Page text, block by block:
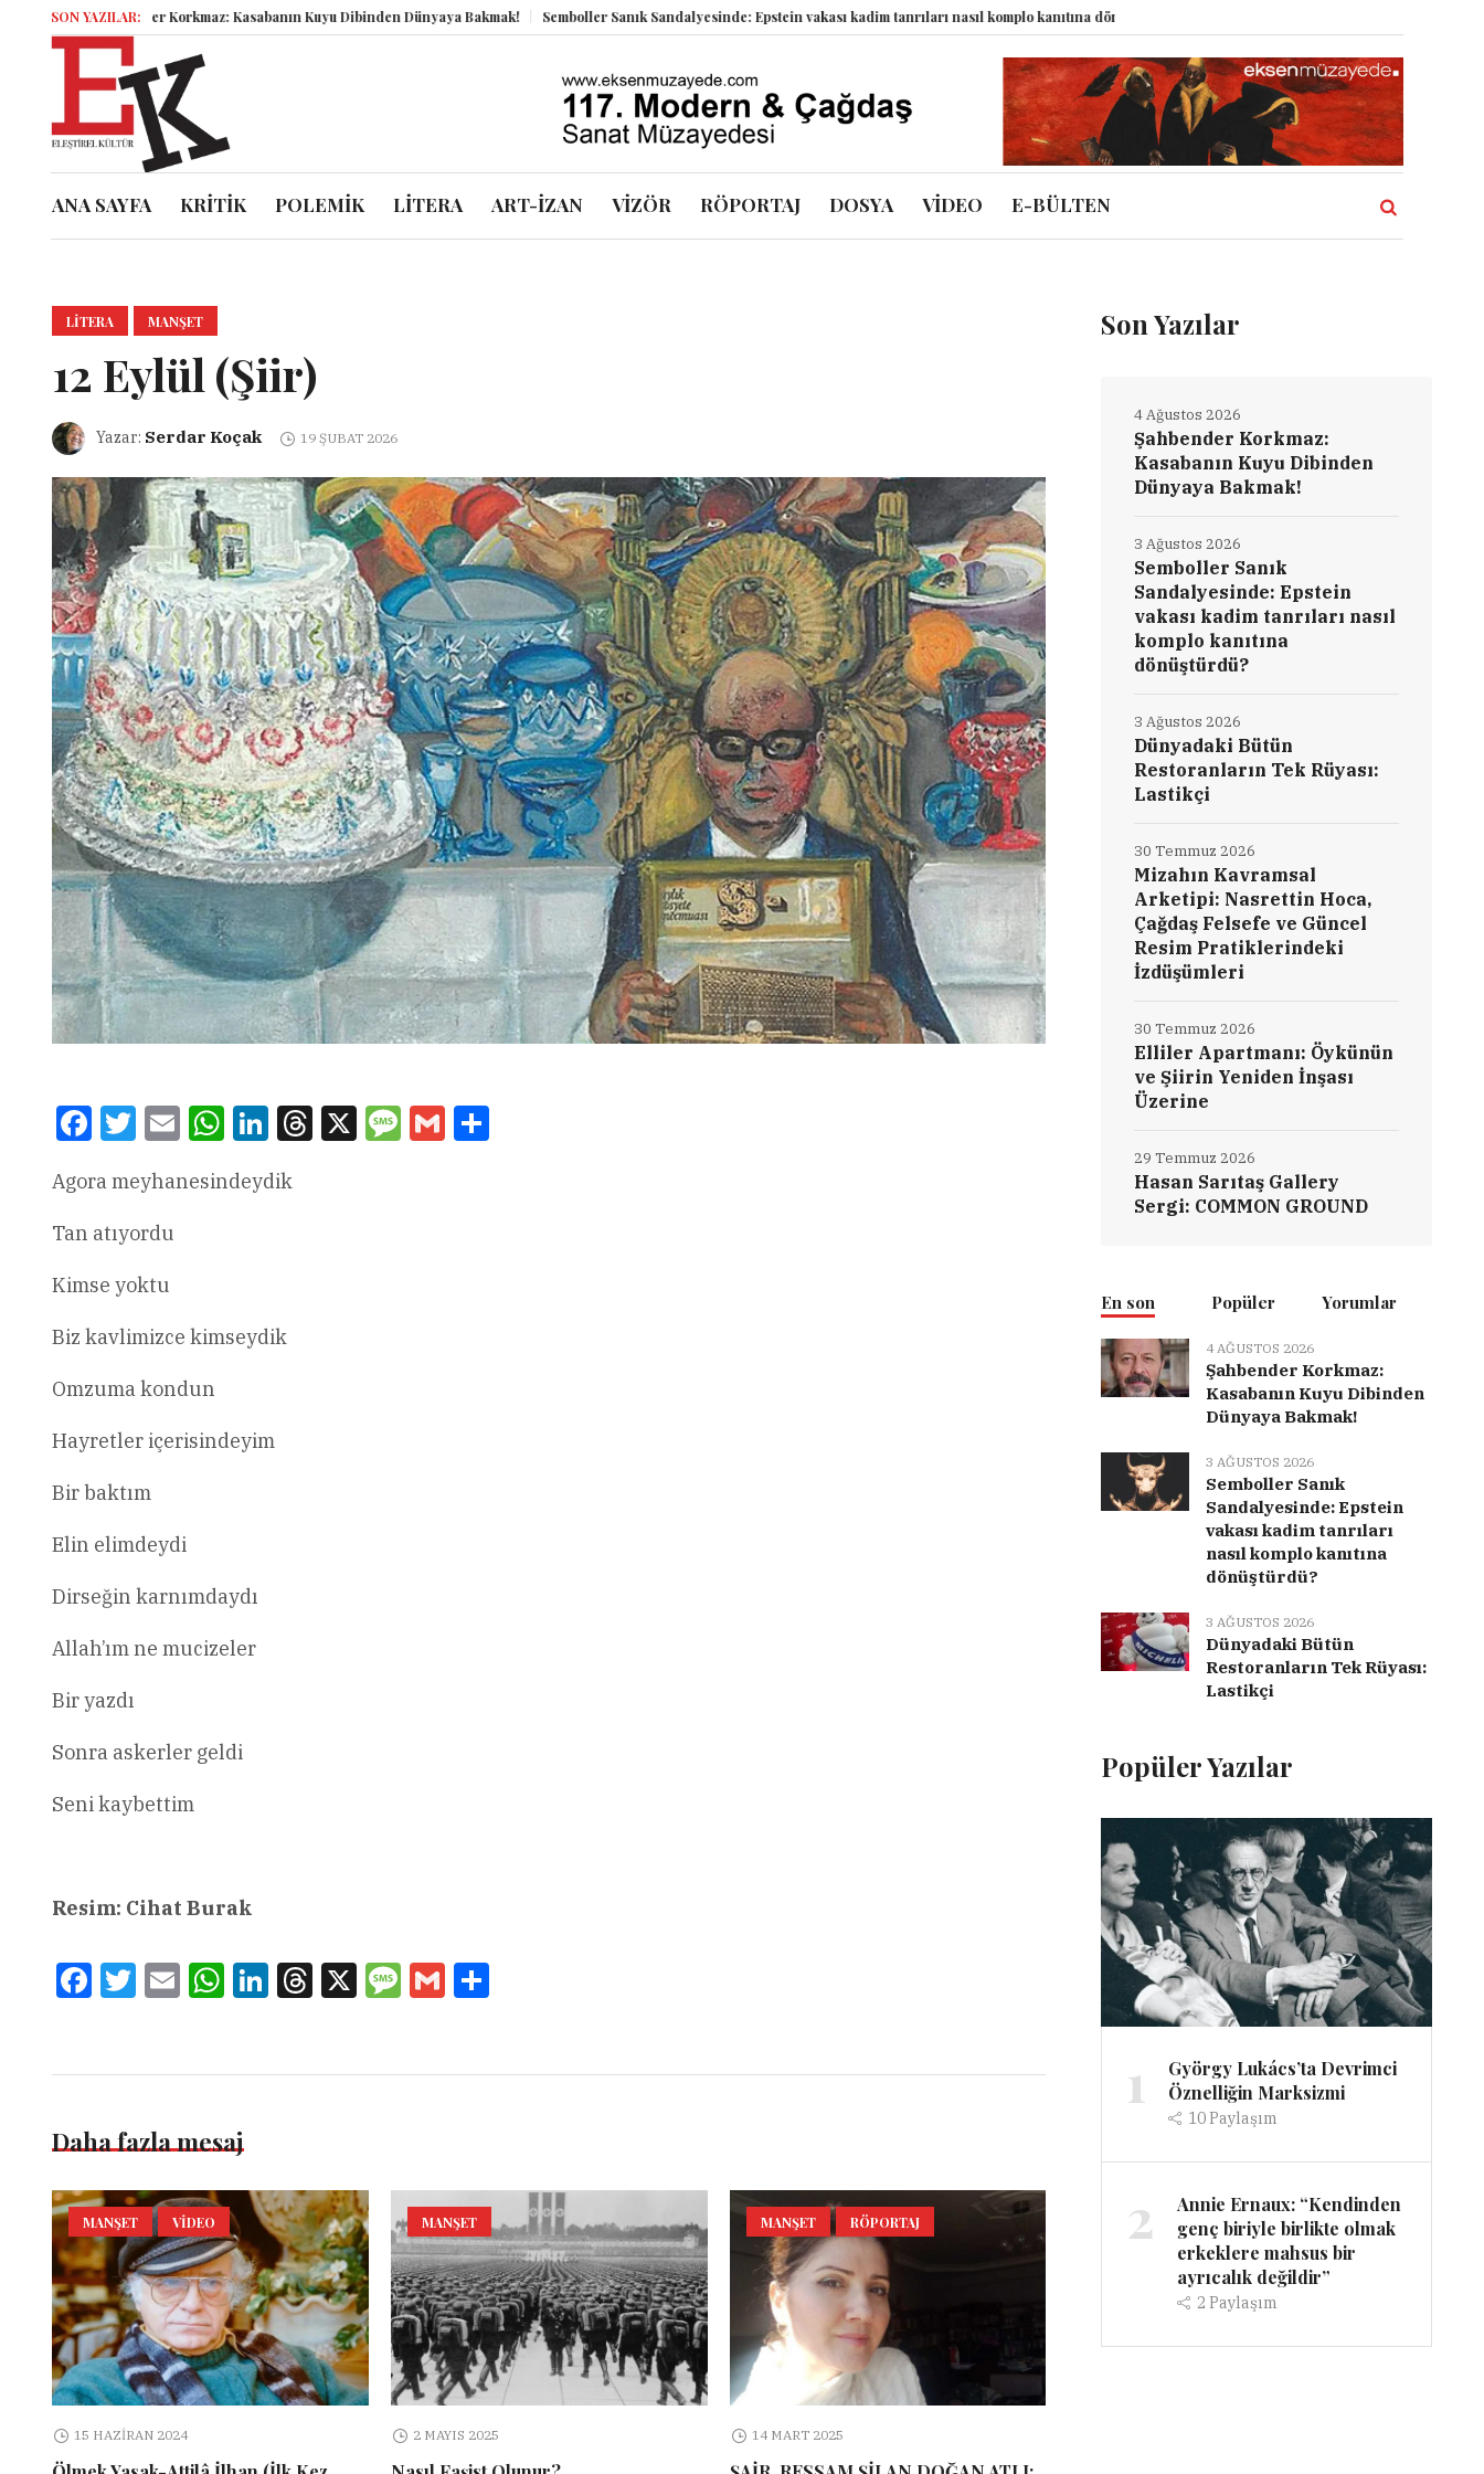
SON YAZILAR:
Şahbender Korkmaz: Kasabanın Kuyu Dibinden Dünyaya Bakmak! Semboller Sanık Sandalyesinde: Epstein vakası kadim tanrıları nasıl komplo kanıtına dönüştürdü?
ANA SAYFA KRİTİK POLEMİK LİTERA ART-İZAN VİZÖR RÖPORTAJ DOSYA VİDEO E-BÜLTEN
LITERA MANŞET
12 Eylül (Şiir)
Yazar: Serdar Koçak 19 ŞUBAT 2026
FacebookTwitterEmail WhatsAppLinkedInThreads
X Message
Gmail
Agora meyhanesindeydik
Tan atıyordu
Kimse yoktu
Biz kavlimizce kimseydik
Omzuma kondun
Hayretler içerisindeyim
Bir baktım
Elin elimdeydi
Dirseğin karnımdaydı
Allah’ım ne mucizeler
Bir yazdı
Sonra askerler geldi
Seni kaybettim
Resim: Cihat Burak
FacebookTwitterEmail WhatsAppLinkedInThreads
X Message
Gmail
Daha fazla mesaj
MANŞET VIDEO
15 HAZIRAN 2024
MANŞET
2 MAYIS 2025
MANŞET RÖPORTAJ
14 MART 2025
Son Yazılar
Şahbender Korkmaz:
Kasabanın Kuyu Dibinden
Dünyaya Bakmak!
4 Ağustos 2026
Semboller Sanık
Sandalyesinde: Epstein
vakası kadim tanrıları nasıl
komplo kanıtına
dönüştürdü?
3 Ağustos 2026
Dünyadaki Bütün
Restoranların Tek Rüyası:
Lastikçi
3 Ağustos 2026
Mizahın Kavramsal
Arketipi: Nasrettin Hoca,
Çağdaş Felsefe ve Güncel
Resim Pratiklerindeki
İzdüşümleri
30 Temmuz 2026
Elliler Apartmanı: Öykünün
ve Şiirin Yeniden İnşası
Üzerine
30 Temmuz 2026
Hasan Sarıtaş Gallery
Sergi: COMMON GROUND
29 Temmuz 2026
En son Popüler Yorumlar
4 AĞUSTOS 2026
Şahbender Korkmaz:
Kasabanın Kuyu Dibinden
Dünyaya Bakmak!
3 AĞUSTOS 2026
Semboller Sanık
Sandalyesinde: Epstein
vakası kadim tanrıları
nasıl komplo kanıtına
dönüştürdü?
3 AĞUSTOS 2026
Dünyadaki Bütün
Restoranların Tek Rüyası:
Lastikçi
Popüler Yazılar
1
György Lukács’ta Devrimci
Öznelliğin Marksizmi
10Paylaşım
2
Annie Ernaux: “Kendinden
genç biriyle birlikte olmak
erkeklere mahsus bir
ayrıcalık değildir”
2Paylaşım